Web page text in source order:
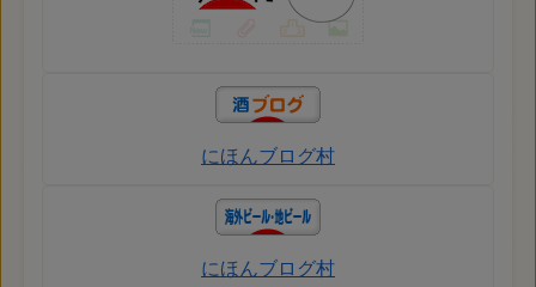
にほんブログ村
にほんブログ村